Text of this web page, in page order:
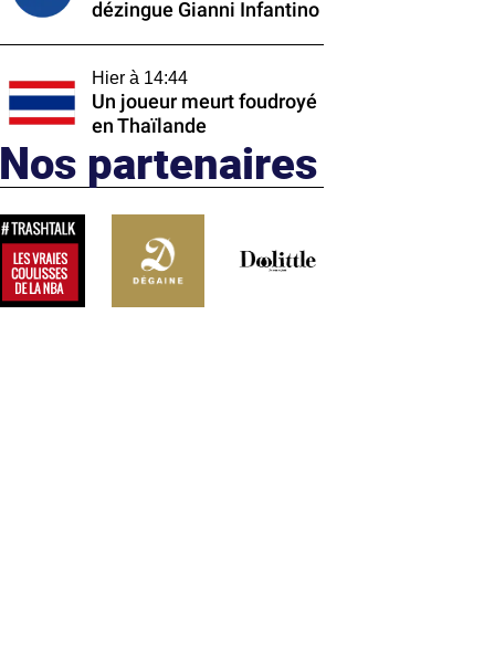
dézingue Gianni Infantino
Hier à 14:44
Un joueur meurt foudroyé
en Thaïlande
Nos partenaires